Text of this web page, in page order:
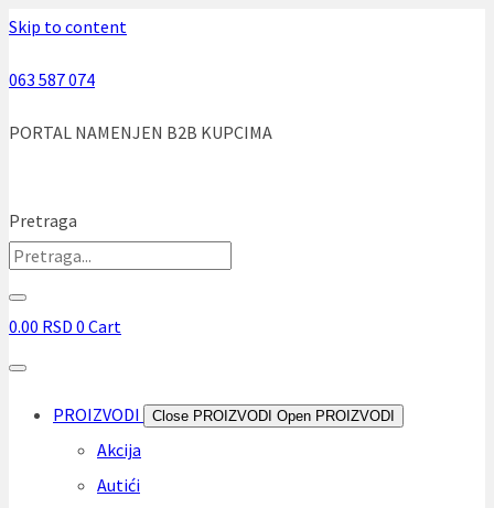
Skip to content
063 587 074
PORTAL NAMENJEN B2B KUPCIMA
Pretraga
0.00 RSD 0 Cart
PROIZVODI Close PROIZVODI Open PROIZVODI
Akcija
Autići